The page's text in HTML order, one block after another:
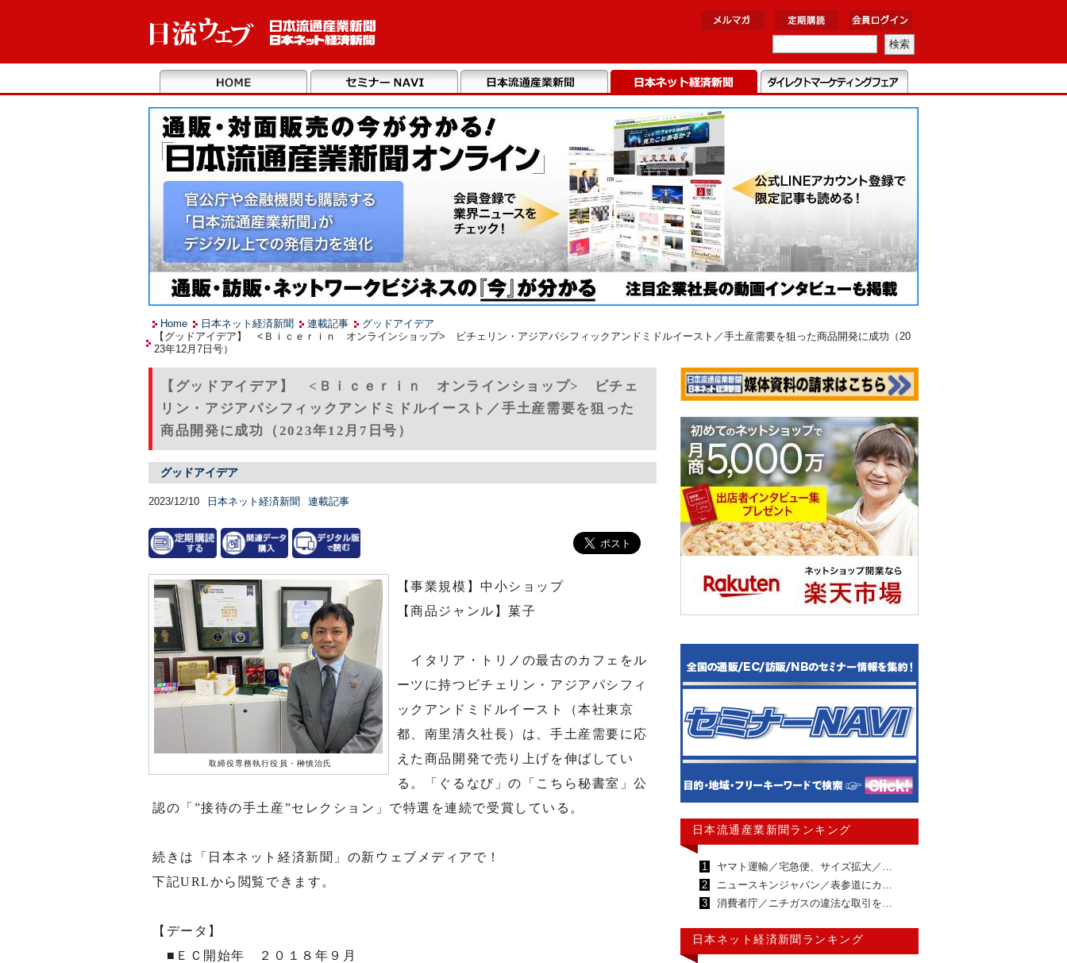
Home 日本ネット経済新聞 連載記事
グッドアイデア
【グッドアイデア】 <Ｂｉｃｅｒｉｎ オンラインショップ> ビチェリン・アジアパシフィックアンドミドルイースト／手土産需要を狙った商品開発に成功（20
23年12月7日号）
【グッドアイデア】 <Ｂｉｃｅｒｉｎ オンラインショップ> ビチェ
リン・アジアパシフィックアンドミドルイースト／手土産需要を狙った
商品開発に成功（2023年12月7日号）
グッドアイデア
2023/12/10 日本ネット経済新聞 連載記事
取締役専務執行役員・榊慎治氏
【事業規模】中小ショップ
【商品ジャンル】菓子
イタリア・トリノの最古のカフェをル
ーツに持つビチェリン・アジアパシフィ
ックアンドミドルイースト（本社東京
都、南里清久社長）は、手土産需要に応
えた商品開発で売り上げを伸ばしてい
る。「ぐるなび」の「こちら秘書室」公
認の「”接待の手土産”セレクション」で特選を連続で受賞している。
続きは「日本ネット経済新聞」の新ウェブメディアで！
下記URLから閲覧できます。
【データ】
■ＥＣ開始年 ２０１８年９月
日本流通産業新聞ランキング
1
ヤマト運輸／宅急便、サイズ拡大／…
2
ニュースキンジャパン／表参道にカ…
3
消費者庁／ニチガスの違法な取引を…
日本ネット経済新聞ランキング